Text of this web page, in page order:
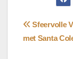
Sfeervolle
met Santa